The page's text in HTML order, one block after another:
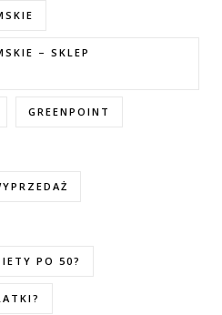
– SKLEP
GREENPOINT
PO 50?